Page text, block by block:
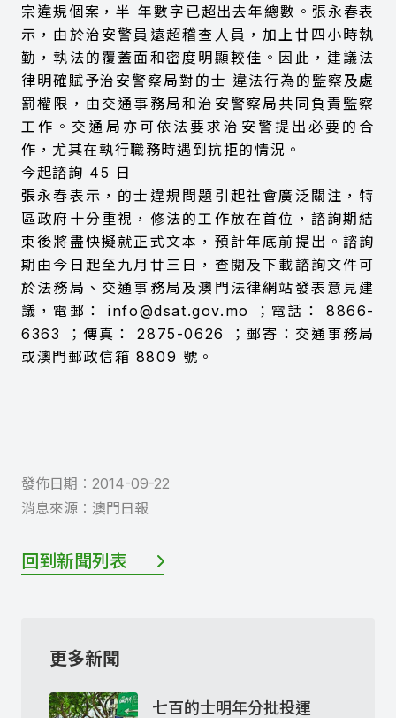
宗違規個案，半 年數字已超出去年總數。張永春表
示，由於治安警員遠超稽查人員，加上廿四小時執
勤，執法的覆蓋面和密度明顯較佳。因此，建議法
律明確賦予治安警察局對的士 違法行為的監察及處
罰權限，由交通事務局和治安警察局共同負責監察
工作。交通局亦可依法要求治安警提出必要的合
作，尤其在執行職務時遇到抗拒的情況。
今起諮詢 45 日
張永春表示，的士違規問題引起社會廣泛關注，特
區政府十分重視，修法的工作放在首位，諮詢期結
束後將盡快擬就正式文本，預計年底前提出。諮詢
期由今日起至九月廿三日，查閱及下載諮詢文件可
於法務局、交通事務局及澳門法律網站發表意見建
議，電郵：info@dsat.gov.mo ；電話： 8866-
6363
；傳真：2875-0626
；郵寄：交通事務局
或澳門郵政信箱 8809 號。
發佈日期︰ 2014-09-22
消息來源︰ 澳門日報
回到新聞列表
更多新聞
七百的士明年分批投運